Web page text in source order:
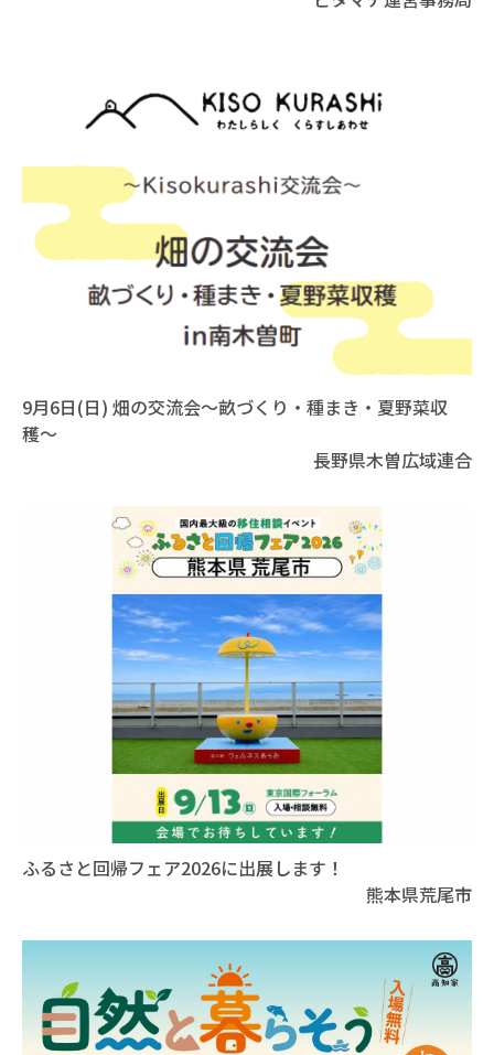
9月6日(日) 畑の交流会〜畝づくり・種まき・夏野菜収
穫〜
長野県木曽広域連合
ふるさと回帰フェア2026に出展します！
熊本県荒尾市